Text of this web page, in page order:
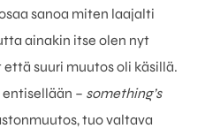
sanoa miten laajalti
ainakin itse olen nyt
suuri muutos oli käsillä.
– something’s
tuo valtava